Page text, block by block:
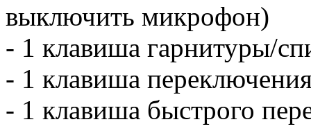
выключить микрофон)
- 1 клавиша гарнитуры/
- 1 клавиша
- 1 клавиша быстрого